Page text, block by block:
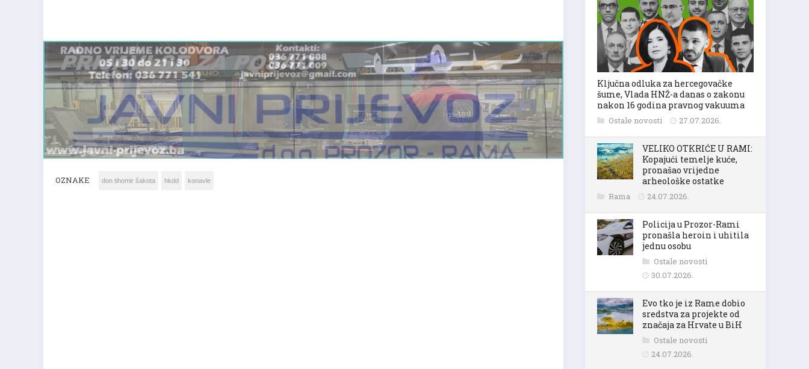
OZNAKE don tihomir šakota hkdd konavle
Ključna odluka za hercegovačke
šume, Vlada HNŽ-a danas o zakonu
nakon 16 godina pravnog vakuuma
Ostale novosti 27.07.2026.
VELIKO OTKRIĆE U RAMI:
Kopajući temelje kuće,
pronašao vrijedne
arheološke ostatke
Rama 24.07.2026.
Policija u Prozor-Rami
pronašla heroin i uhitila
jednu osobu
Ostale novosti
30.07.2026.
Evo tko je iz Rame dobio
sredstva za projekte od
značaja za Hrvate u BiH
Ostale novosti
24.07.2026.